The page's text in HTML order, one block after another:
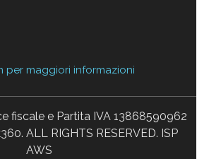
per maggiori informazioni
fiscale e Partita IVA 13868590962
ALL RIGHTS RESERVED. ISP
AWS